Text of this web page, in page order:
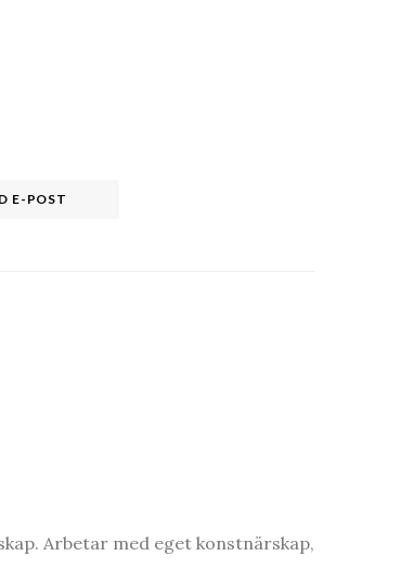
E-POST
Arbetar med eget konstnärskap,